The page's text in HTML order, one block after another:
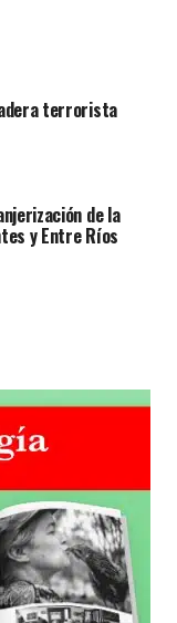
terrorista
de la
y Entre Ríos